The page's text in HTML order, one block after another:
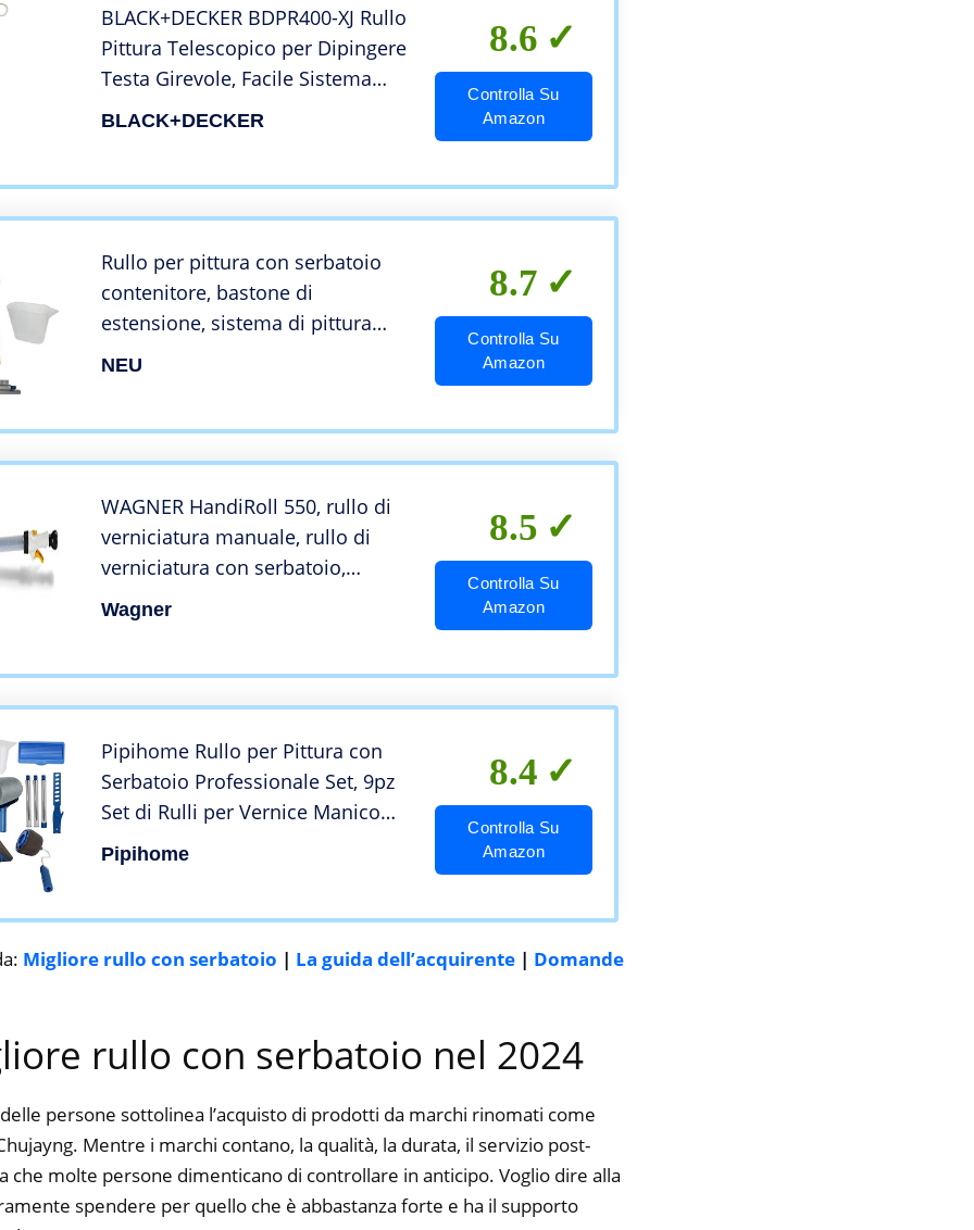
BLACK+DECKER BDPR400-XJ Rullo
Pittura Telescopico per Dipingere
Testa Girevole, Facile Sistema
Serbatoio di Ricarica, Lunghezza
BLACK+DECKER
8.6
Controlla Su
Amazon
Rullo per pittura con serbatoio
contenitore, bastone di
estensione, sistema di pittura
intelligente, kit per pitturare.
NEU
8.7
Controlla Su
Amazon
WAGNER HandiRoll 550, rullo di
verniciatura manuale, rullo di
verniciatura con serbatoio,
contenitore 550 ml
Wagner
8.5
Controlla Su
Amazon
Pipihome Rullo per Pittura con
Serbatoio Professionale Set, 9pz
Set di Rulli per Vernice Manico
Allungabile Pittura a Rullo Senza
Cuciture Per Tinteggiare
Pipihome
8.4
Controlla Su
Amazon
Migliore rullo con serbatoio | La guida dell’acquirente | Domande
rullo con serbatoio nel 2024
persone sottolinea l’acquisto di prodotti da marchi rinomati come
Mentre i marchi contano, la qualità, la durata, il servizio post-
che molte persone dimenticano di controllare in anticipo. Voglio dire alla
spendere per quello che è abbastanza forte e ha il supporto